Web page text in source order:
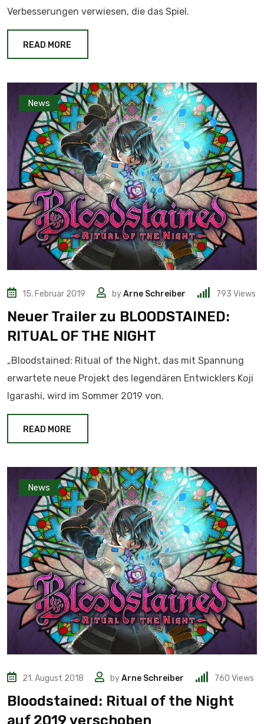
Verbesserungen verwiesen, die das Spiel.
READ MORE
News
15. Februar 2019 byArne Schreiber 793 Views
Neuer Trailer zu BLOODSTAINED:
RITUAL OF THE NIGHT
„Bloodstained: Ritual of the Night, das mit Spannung
erwartete neue Projekt des legendären Entwicklers Koji
Igarashi, wird im Sommer 2019 von.
READ MORE
News
21. August 2018 byArne Schreiber 760 Views
Bloodstained: Ritual of the Night
auf 2019 verschoben